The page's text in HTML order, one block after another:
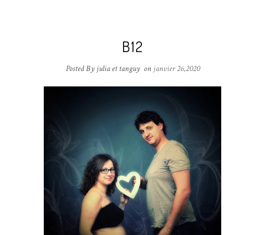
B12
Posted By julia et tanguy on janvier 26,2020